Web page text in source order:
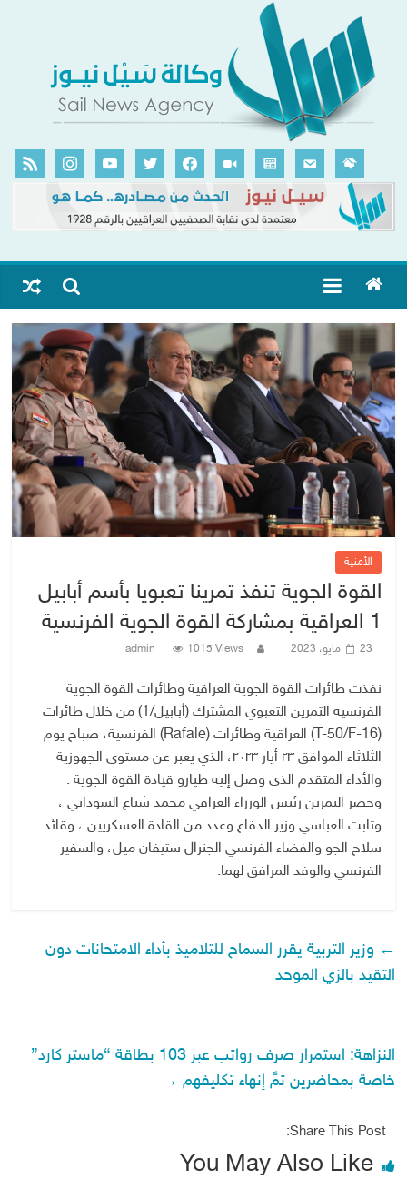
الأمنية
القوة الجوية تنفذ تمرينا تعبويا بأسم أبابيل
1 العراقية بمشاركة القوة الجوية الفرنسية
23 مايو، 2023 admin 1015 Views
نفذت طائرات القوة الجوية العراقية وطائرات القوة الجوية
الفرنسية التمرين التعبوي المشترك (أبابيل/1) من خلال طائرات
(T-50/F-16) العراقية وطائرات (Rafale) الفرنسية، صباح يوم
الثلاثاء الموافق ٢٣ أيار ٢٠٢٣، الذي يعبر عن مستوى الجهوزية
والأداء المتقدم الذي وصل إليه طيارو قيادة القوة الجوية .
وحضر التمرين رئيس الوزراء العراقي محمد شياع السوداني ،
وثابت العباسي وزير الدفاع وعدد من القادة العسكريين ، وقائد
سلاح الجو والفضاء الفرنسي الجنرال ستيفان ميل، والسفير
الفرنسي والوفد المرافق لهما.
← وزير التربية يقرر السماح للتلاميذ بأداء الامتحانات دون
التقيد بالزي الموحد
النزاهة: استمرار صرف رواتب عبر 103 بطاقة “ماستر كارد”
خاصة بمحاضرين تمَّ إنهاء تكليفهم →
Share This Post:
You May Also Like